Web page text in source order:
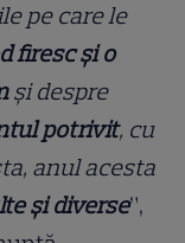
pe care le
firesc și o
și despre
potrivit, cu
anul acesta
și diverse”,